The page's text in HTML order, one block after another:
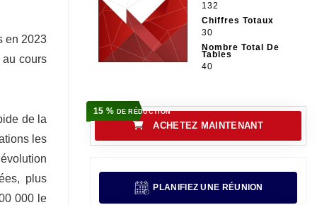
en 2023
au cours
de la
les
plus
000 le
132
Chiffres Totaux
30
Nombre Total De
Tables
40
15 % DE RÉDUCTION
ACHETEZ MAINTENANT
PLANIFIEZ UNE RÉUNION